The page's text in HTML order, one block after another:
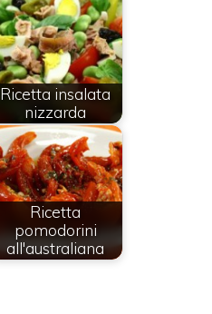
Ricetta insalata
nizzarda
Ricetta
pomodorini
all'australiana